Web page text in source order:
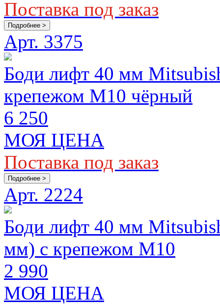
Поставка под заказ
Подробнее >
Арт. 3375
Боди лифт 40 мм
крепежом М10 чёрный
6 250
МОЯ ЦЕНА
Поставка под заказ
Подробнее >
Арт. 2224
Боди лифт 40 мм
мм) с крепежом М10
2 990
МОЯ ЦЕНА